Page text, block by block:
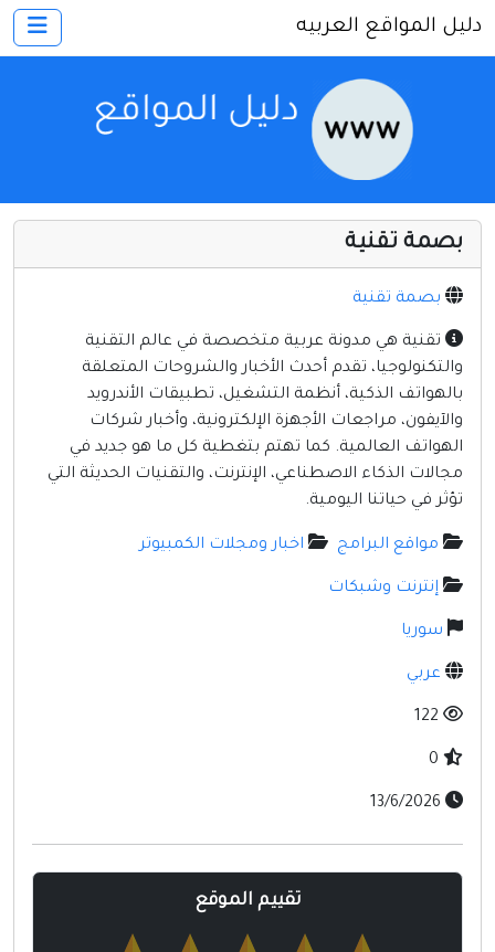
اتصل بنا
الأسرة والترفيه
كمبيوتر وبرامج
منتديات
مواقع إخباريه
مواقع إسلامية
مواقع طبيه
دليل المواقع العربيه
بصمة تقنية
بصمة تقنية
تقنية هي مدونة عربية متخصصة في عالم التقنية
والتكنولوجيا، تقدم أحدث الأخبار والشروحات المتعلقة
بالهواتف الذكية، أنظمة التشغيل، تطبيقات الأندرويد
والآيفون، مراجعات الأجهزة الإلكترونية، وأخبار شركات
الهواتف العالمية. كما تهتم بتغطية كل ما هو جديد في
مجالات الذكاء الاصطناعي، الإنترنت، والتقنيات الحديثة التي
تؤثر في حياتنا اليومية.
مواقع البرامج اخبار ومجلات الكمبيوتر
إنترنت وشبكات
سوريا
عربي
تقييم الموقع